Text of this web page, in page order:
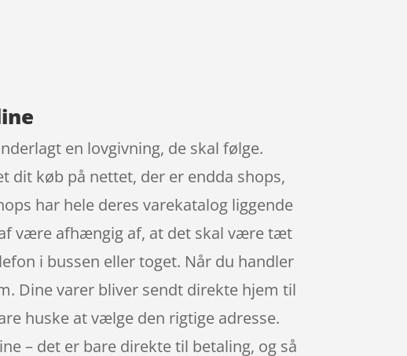
en lovgivning, de skal følge.
dit køb på nettet, der er endda shops,
har hele deres varekatalog liggende
være afhængig af, at det skal være tæt
i bussen eller toget. Når du handler
Dine varer bliver sendt direkte hjem til
huske at vælge den rigtige adresse.
– det er bare direkte til betaling, og så